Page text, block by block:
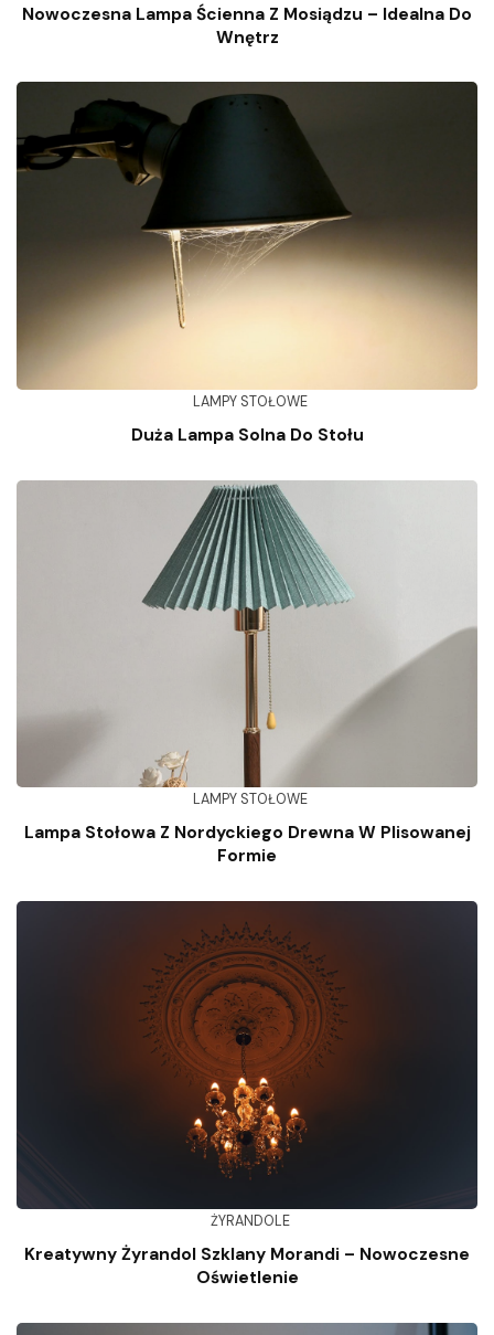
Nowoczesna Lampa Ścienna Z Mosiądzu – Idealna Do
Wnętrz
LAMPY STOŁOWE
Duża Lampa Solna Do Stołu
LAMPY STOŁOWE
Lampa Stołowa Z Nordyckiego Drewna W Plisowanej
Formie
ŻYRANDOLE
Kreatywny Żyrandol Szklany Morandi – Nowoczesne
Oświetlenie